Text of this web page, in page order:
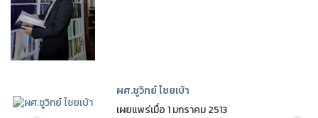
ผศ.ชูวิทย์ ไชยเบ้า
เผยแพร่เมื่อ 1 มกราคม 2513